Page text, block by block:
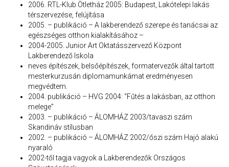
2006. RTL-Klub Ötletház 2005: Budapest, Lakótelepi lakás
térszervezése, felújítása
2005. – publikáció – A lakberendező szerepe és tanácsai az
egészséges otthon kialakításához –
2004-2005. Junior Art Oktatásszervező Központ
Lakberendező Iskola
neves építészek, belsőépítészek, formatervezők által tartott
mesterkurzusán diplomamunkámat eredményesen
megvédtem.
2004. publikáció – HVG 2004: “Fűtés a lakásban, az otthon
melege”
2003. – publikáció – ÁLOMHÁZ 2003/tavaszi szám
Skandináv stílusban
2002. – publikáció – ÁLOMHÁZ 2002/őszi szám Hajó alakú
nyaraló
2002-től tagja vagyok a Lakberendezők Országos